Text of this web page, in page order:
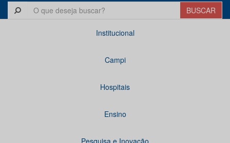
Institucional
Campi
Hospitais
Ensino
Pesquisa e Inovação